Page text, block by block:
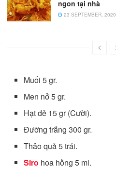
ngon tại nhà
23 SEPTEMBER, 2020
Muối 5 gr.
Men nở 5 gr.
Hạt dẻ 15 gr (Cười).
Đường trắng 300 gr.
Thảo quả 5 trái.
Siro hoa hồng 5 ml.